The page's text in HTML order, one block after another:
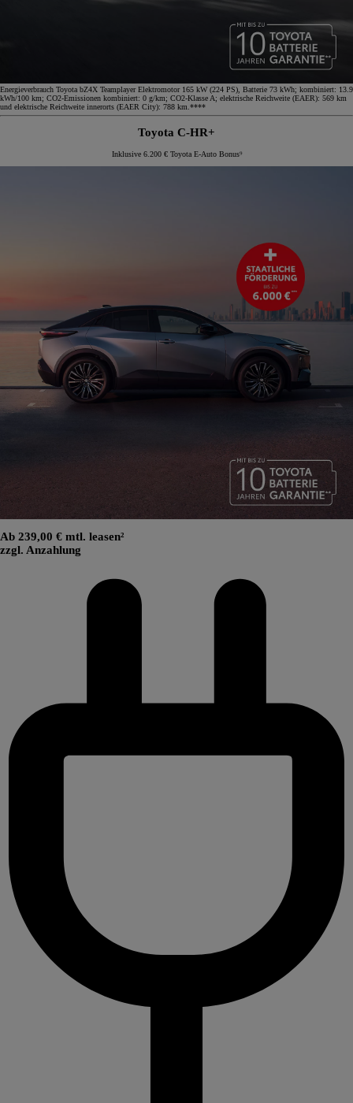
Energieverbrauch Toyota bZ4X Teamplayer Elektromotor 165 kW (224 PS), Batterie 73 kWh; kombiniert: 13.9
kWh/100 km; CO2-Emissionen kombiniert: 0 g/km; CO2-Klasse A; elektrische Reichweite (EAER): 569 km
und elektrische Reichweite innerorts (EAER City): 788 km.****
Toyota C-HR+
Inklusive 6.200 € Toyota E-Auto Bonus⁹
Ab 239,00 € mtl. leasen²
zzgl. Anzahlung